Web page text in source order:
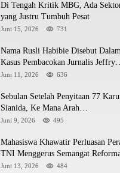
Di Tengah Kritik MBG, Ada
yang Justru Tumbuh Pesat
Juni 15, 2026 731
Nama Rusli Habibie Disebut
Kasus Pembacokan Jurnalis Jeffry
Rumampuk
Juni 11, 2026 636
Sebulan Setelah Penyitaan 77
Sianida, Ke Mana Arah
Penyidikannya?
Juni 9, 2026 495
Mahasiswa Khawatir Perluasan
TNI Menggerus Semangat
Juni 13, 2026 484